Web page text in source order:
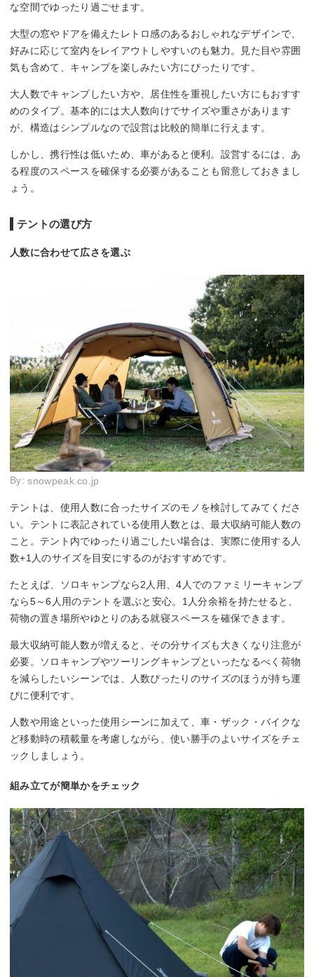
な空間でゆったり過ごせます。
大型の窓やドアを備えたレトロ感のあるおしゃれなデザインで、
好みに応じて室内をレイアウトしやすいのも魅力。見た目や雰囲
気も含めて、キャンプを楽しみたい方にぴったりです。
大人数でキャンプしたい方や、居住性を重視したい方にもおすす
めのタイプ。基本的には大人数向けでサイズや重さがあります
が、構造はシンプルなので設営は比較的簡単に行えます。
しかし、携行性は低いため、車があると便利。設営するには、あ
る程度のスペースを確保する必要があることも留意しておきまし
ょう。
テントの選び方
人数に合わせて広さを選ぶ
By: snowpeak.co.jp
テントは、使用人数に合ったサイズのモノを検討してみてくださ
い。テントに表記されている使用人数とは、最大収納可能人数の
こと。テント内でゆったり過ごしたい場合は、実際に使用する人
数+1人のサイズを目安にするのがおすすめです。
たとえば、ソロキャンプなら2人用、4人でのファミリーキャンプ
なら5～6人用のテントを選ぶと安心。1人分余裕を持たせると、
荷物の置き場所やゆとりのある就寝スペースを確保できます。
最大収納可能人数が増えると、その分サイズも大きくなり注意が
必要。ソロキャンプやツーリングキャンプといったなるべく荷物
を減らしたいシーンでは、人数ぴったりのサイズのほうが持ち運
びに便利です。
人数や用途といった使用シーンに加えて、車・ザック・バイクな
ど移動時の積載量を考慮しながら、使い勝手のよいサイズをチェ
ックしましょう。
組み立てが簡単かをチェック